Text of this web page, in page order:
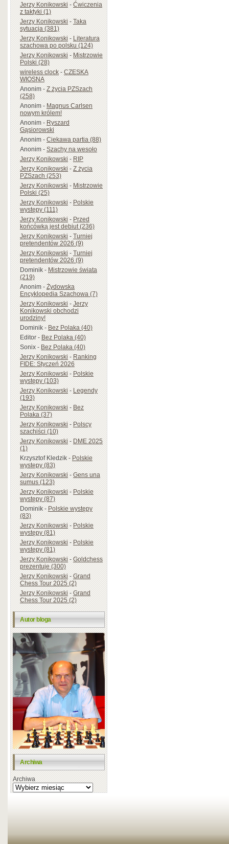
Jerzy Konikowski-Ćwiczenia
z taktyki (1)
Jerzy Konikowski-Taka
sytuacja (381)
Jerzy Konikowski-Literatura
szachowa po polsku (124)
Jerzy Konikowski-Mistrzowie
Polski (28)
wireless clock-CZESKA
WIOSNA
Anonim-Z życia PZSzach
(258)
Anonim-Magnus Carlsen
nowym królem!
Anonim-Ryszard
Gąsiorowski
Anonim-Ciekawa partia (88)
Anonim-Szachy na wesoło
Jerzy Konikowski-RIP
Jerzy Konikowski-Z życia
PZSzach (253)
Jerzy Konikowski-Mistrzowie
Polski (25)
Jerzy Konikowski-Polskie
występy (111)
Jerzy Konikowski-Przed
końcówką jest debiut (236)
Jerzy Konikowski-Turniej
pretendentów 2026 (9)
Jerzy Konikowski-Turniej
pretendentów 2026 (9)
Dominik-Mistrzowie świata
(219)
Anonim-Żydowska
Encyklopedia Szachowa (7)
Jerzy Konikowski-Jerzy
Konikowski obchodzi
urodziny!
Dominik-Bez Polaka (40)
Editor-Bez Polaka (40)
Sonix-Bez Polaka (40)
Jerzy Konikowski-Ranking
FIDE: Styczeń 2026
Jerzy Konikowski-Polskie
występy (103)
Jerzy Konikowski-Legendy
(193)
Jerzy Konikowski-Bez
Polaka (37)
Jerzy Konikowski-Polscy
szachiści (10)
Jerzy Konikowski-DME 2025
(1)
Krzysztof Kledzik-Polskie
występy (83)
Jerzy Konikowski-Gens una
sumus (123)
Jerzy Konikowski-Polskie
występy (87)
Dominik-Polskie występy
(83)
Jerzy Konikowski-Polskie
występy (81)
Jerzy Konikowski-Polskie
występy (81)
Jerzy Konikowski-Goldchess
prezentuje (300)
Jerzy Konikowski-Grand
Chess Tour 2025 (2)
Jerzy Konikowski-Grand
Chess Tour 2025 (2)
Autor bloga
Archiwa
Archiwa